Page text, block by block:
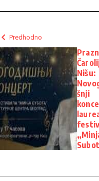
Predhodno
Nišu:
šnji